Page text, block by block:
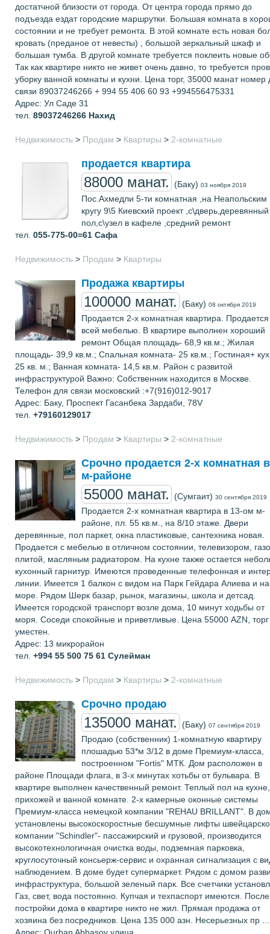
достатчной близости от города. От центра города прямо до
подъезда ездат городские маршрутки. Большая комната в
состоянии и не требует ремонта. В этой комнате есть новая
кровать (преданое от невесты) , большой зеркальный шкаф и
большая тумба. В другой комнате требуется поклеить новые
Так как квартире никто не живет очень давно, то требуется
уборку ванной комнаты и кухни. Цена торг, 35000 манат номер
связи 89037246266 + 994 55 406 60 93 +994556475331
Адрес: Ул Саде 31
тел. 89037246266 Нахид
Недвижимость > Продам > Квартиры > 2-комнатные
продается квартира
88000 манат. (Баку) 03 ноября 2019
Пос.Ахмедли 5-ти комнатная ,на Неапольским
кругу 9\5 Киевский проект ,с\дверь,деревянный
пол,с\узел в кафеле ,средний ремонт
тел. 055-775-00=61 Сафа
Недвижимость > Продам > Квартиры
Продажа квартиры
100000 манат. (Баку) 08 октября 2019
Продается 2-х комнатная квартира.
всей мебелью. В квартире выполнен хороший
ремонт Общая площадь- 68,9 кв.м.; Жилая
площадь- 39,9 кв.м.; Спальная комната- 25 кв.м.; Гостиная+
25 кв. м.; Ванная комната- 14,5 кв.м. Район с развитой
инфраструктурой Важно: Собственник находится в Москве.
Телефон для связи московский :+7(916)012-9017
Адрес: Баку, Проспект Гасанбека Зардаби, 78V
тел. +79160129017
Недвижимость > Продам > Квартиры > 2-комнатные
Срочно продается 2-х комнатная
м-районе
55000 манат. (Сумгаит) 30 сентября 2019
Продается 2-х комнатная квартира в 13-ом м-
районе, пл. 55 кв.м., на 8/10 этаже. Двери
деревянные, пол паркет, окна пластиковые, сантехника новая.
Продается с мебелью в отличном состоянии, телевизором,
плитой, масляным радиатором. На кухне также остается
кухонный гарнитур. Имеются проведенные телефонная и
линии. Имеется 1 балкон с видом на Парк Гейдара Алиева и на
море. Рядом Шерк базар, рынок, магазины, школа и детсад.
Имеется городской транспорт возле дома, 10 минут ходьбы от
моря. Соседи спокойные и приветливые. Цена 55000 AZN, торг
уместен.
Адрес: 13 микрорайон
тел. +994 55 500 75 61 Сулейман
Недвижимость > Продам > Квартиры > 2-комнатные
Срочно продаю
135000 манат. (Баку) 07 сентября 2019
Продаю (собственник) 1-комнатную квартиру
плошадью 53*м 3/12 в доме Премиум-класса,
построенном "Fortis" МТК. Дом расположен в
районе Площади флага, в 3-х минутах хотьбы от бульвара. В
квартире выполнен качественный ремонт. Теплый пол на
прихожей и ванной комнате. 2-х камерные оконные системы
Премиум-класса немецкой компании "REHAU BRILLANT". В
установлены высокоскоростные бесшумные лифты
компании "Schindler"- пассажирский и грузовой, производится
высокотехнологичная очистка воды, подземная парковка,
круглосуточный консьерж-сервис и охранная сигнализация с
наблюдением. В доме будет супермаркет. Рядом с домом
инфраструктура, большой зеленый парк. Все счетчики
Газ, свет, вода постоянно. Купчая и техпаспорт имеются. После
постройки дома в квартире никто не жил. Прямая продажа от
хозяина без посредников. Цена 135 000 азн. Несерьезных пр ...
Адрес: Qurban Abbasov улица